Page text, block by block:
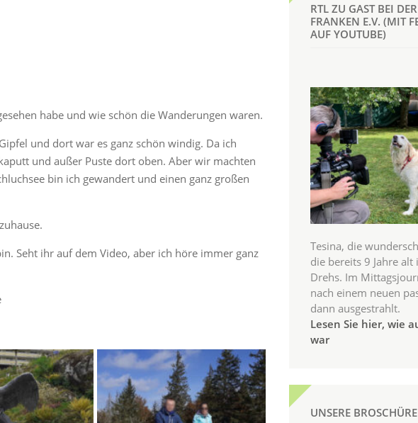
habe und wie schön die Wanderungen waren.
und dort war es ganz schön windig. Da ich
und außer Puste dort oben. Aber wir machten
bin ich gewandert und einen ganz großen
Seht ihr auf dem Video, aber ich höre immer ganz
RTL ZU GAST BEI
FRANKEN E.V. (MIT
AUF YOUTUBE)
Tesina, die
die bereits 9 Jahre
Drehs. Im
nach einem neuen
dann ausgestrahlt.
Lesen Sie hier, wie
war
UNSERE BROSCHÜRE